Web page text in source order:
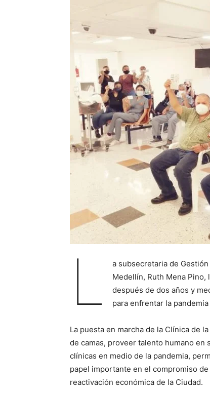
L
a subsecretaria de
Medellín, Ruth Mena
después de dos años y
para enfrentar la pandemia
La puesta en marcha de la Clínica de
de camas, proveer talento humano en
clínicas en medio de la pandemia,
papel importante en el compromiso
reactivación económica de la Ciudad.